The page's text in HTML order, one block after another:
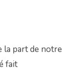
la part de notre
fait